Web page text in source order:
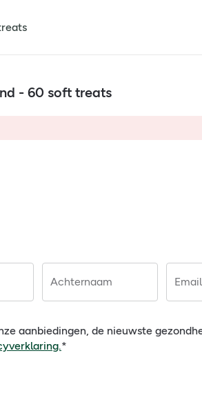
- 60 soft treats
Achternaam Email
aanbiedingen, de nieuwste
*